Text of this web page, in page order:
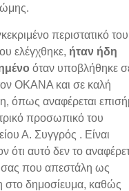
περιστατικό του
ελέγχθηκε, ήταν ήδη
όταν υποβλήθηκε
ΟΚΑΝΑ και σε καλή
όπως αναφέρεται
προσωπικό του
Α. Συγγρός . Είναι
ότι αυτό δεν το
σας που απεστάλη ως
στο δημοσίευμα, καθώς